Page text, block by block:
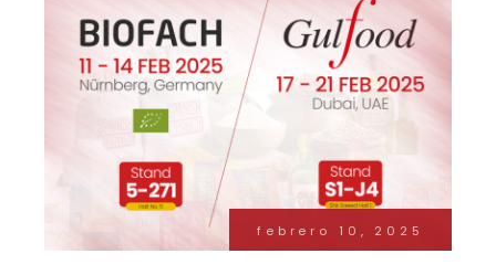
febrero 10, 2025